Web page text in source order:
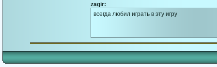
zagir:
всегда любил играть в эту игру